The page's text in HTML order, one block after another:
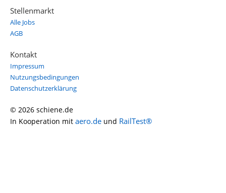
Stellenmarkt
Alle Jobs
AGB
Kontakt
Impressum
Nutzungsbedingungen
Datenschutzerklärung
© 2026 schiene.de
In Kooperation mit aero.de und RailTest®